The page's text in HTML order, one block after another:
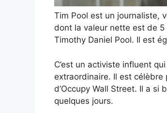
Tim Pool est un journaliste,
dont la valeur nette est de
Timothy Daniel Pool. Il est
C’est un activiste influent
extraordinaire. Il est
d’Occupy Wall Street. Il a
quelques jours.